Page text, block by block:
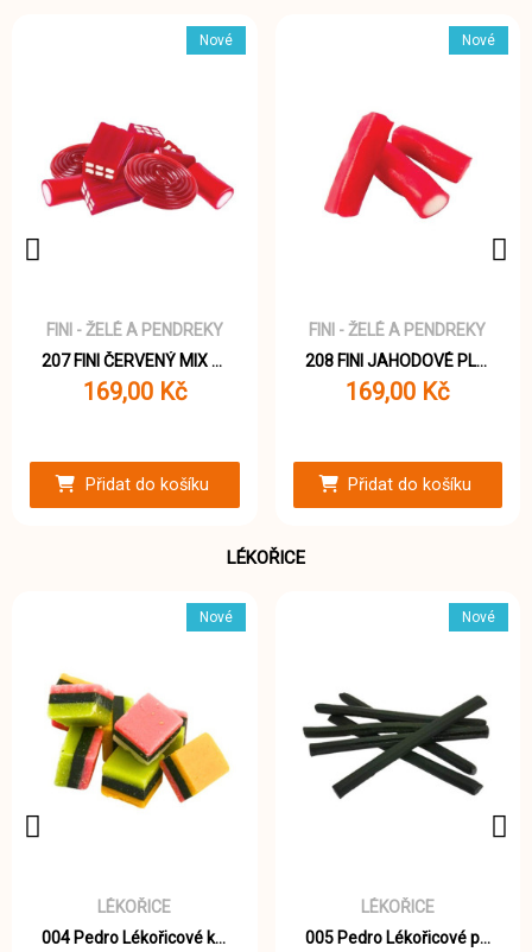
Nové
FINI - ŽELÉ A PENDREKY
207 FINI ČERVENÝ MIX pendreků 1000g
169,00 Kč
Přidat do košíku
Nové
FINI - ŽELÉ A PENDREKY
208 FINI JAHODOVÉ PLNĚNÉ PENDREKY 1000g
169,00 Kč
Přidat do košíku
LÉKOŘICE
Nové
LÉKOŘICE
004 Pedro Lékořicové kostky 1000g
Nové
LÉKOŘICE
005 Pedro Lékořicové pendreky 1000g